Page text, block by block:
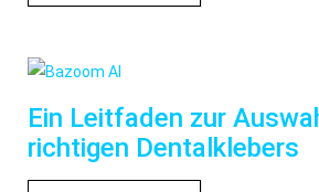
Ein Leitfaden zur
richtigen Dentalklebers